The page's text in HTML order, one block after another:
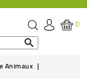
0

Animaux